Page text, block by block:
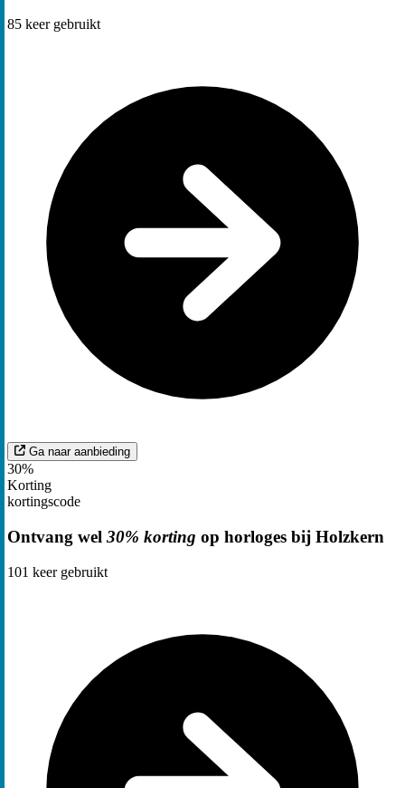
85 keer gebruikt
Ga naar aanbieding
30%
Korting
kortingscode
Ontvang wel 30% korting op horloges bij Holzkern
101 keer gebruikt